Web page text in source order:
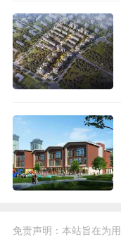
免责声明：本站旨在为